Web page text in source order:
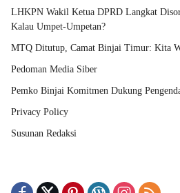
LHKPN Wakil Ketua DPRD Langkat
Kalau Umpet-Umpetan?
MTQ Ditutup, Camat Binjai Timur: Kita
Pedoman Media Siber
Pemko Binjai Komitmen Dukung
Privacy Policy
Susunan Redaksi